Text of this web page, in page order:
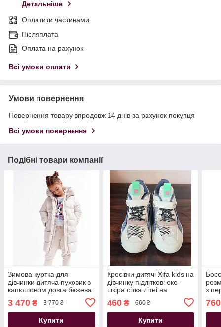
Детальніше
Оплатити частинами
Післяплата
Оплата на рахунок
Всі умови оплати
Умови повернення
Повернення товару впродовж 14 днів за рахунок покупця
Всі умови повернення
Подібні товари компанії
Зимова куртка для
дівчинки дитяча пуховик з
капюшоном довга бежева
3 470 ₴ 3 770 ₴
Купити
Кросівки дитячі Xifa kids на
дівчинку підліткові еко-
шкіра сітка літні на
460₴ 660 ₴
Купити
з
760